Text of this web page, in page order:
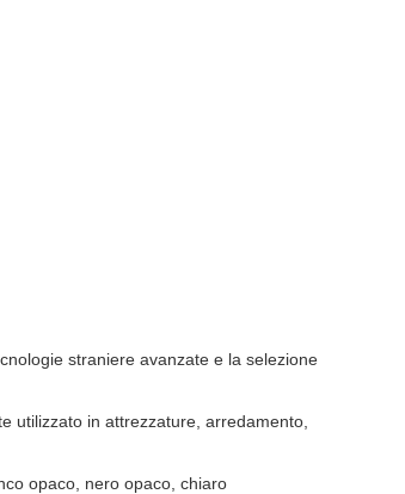
straniere avanzate e la selezione
utilizzato in attrezzature, arredamento,
opaco, nero opaco, chiaro